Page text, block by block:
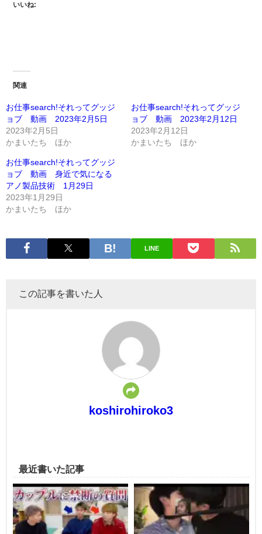
いいね:
関連
お仕事search!それってグッジ
ョブ 動画 2023年2月5日
2023年2月5日
かまいたち ほか
お仕事search!それってグッジ
ョブ 動画 2023年2月12日
2023年2月12日
かまいたち ほか
お仕事search!それってグッジ
ョブ 動画 身近で気になる
アノ製品技術 1月29日
2023年1月29日
かまいたち ほか
LINE
この記事を書いた人
koshirohiroko3
最近書いた記事